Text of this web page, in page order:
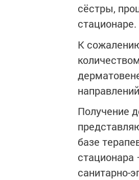
сёстры,
стационаре.
К
Получение
базе
стационара
санитарно-